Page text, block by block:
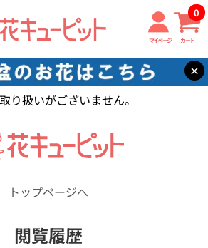
マイページ カート
0
×
り扱いがございません。
トップページへ
閲覧履歴